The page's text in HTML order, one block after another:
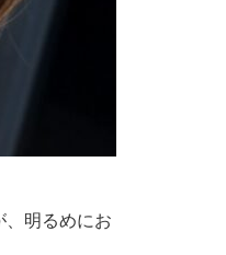
明るめにお